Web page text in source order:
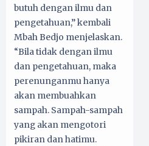
butuh dengan ilmu dan
pengetahuan,” kembali
Mbah Bedjo menjelaskan.
“Bila tidak dengan ilmu
dan pengetahuan, maka
perenunganmu hanya
akan membuahkan
sampah. Sampah-sampah
yang akan mengotori
pikiran dan hatimu.